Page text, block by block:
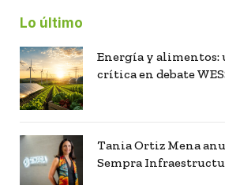
Lo último
Energía y alimentos:
crítica en debate
Tania Ortiz Mena
Sempra